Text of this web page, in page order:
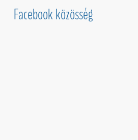
Facebook közösség